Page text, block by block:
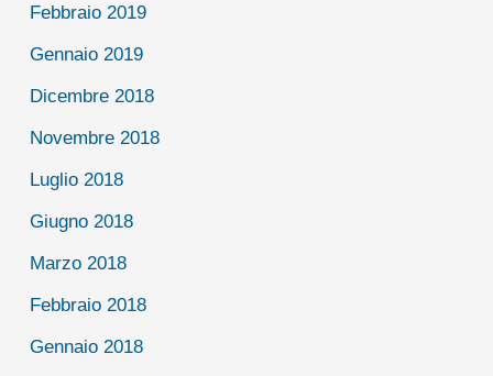
Febbraio 2019
Gennaio 2019
Dicembre 2018
Novembre 2018
Luglio 2018
Giugno 2018
Marzo 2018
Febbraio 2018
Gennaio 2018